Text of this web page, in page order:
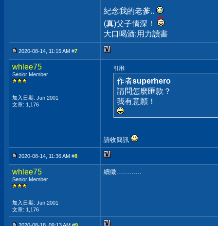
紀念我的老爹..
(真)父子情深！
大口喝酒;用力讀書
2020-08-14, 11:15 AM #7
whlee75
Senior Member
加入日期: Jun 2001
文章: 1,176
引用:
作者superhero
請問怎麼匯款？
我有意願！
請收簡訊
2020-08-14, 11:36 AM #8
whlee75
Senior Member
加入日期: Jun 2001
文章: 1,176
續徵.............